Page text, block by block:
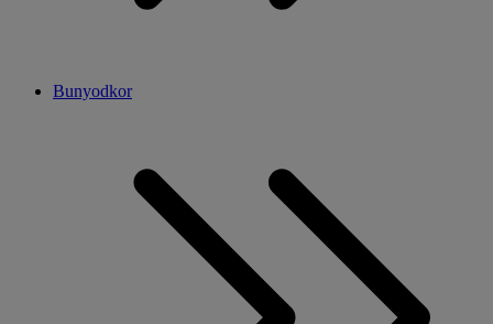
Bunyodkor